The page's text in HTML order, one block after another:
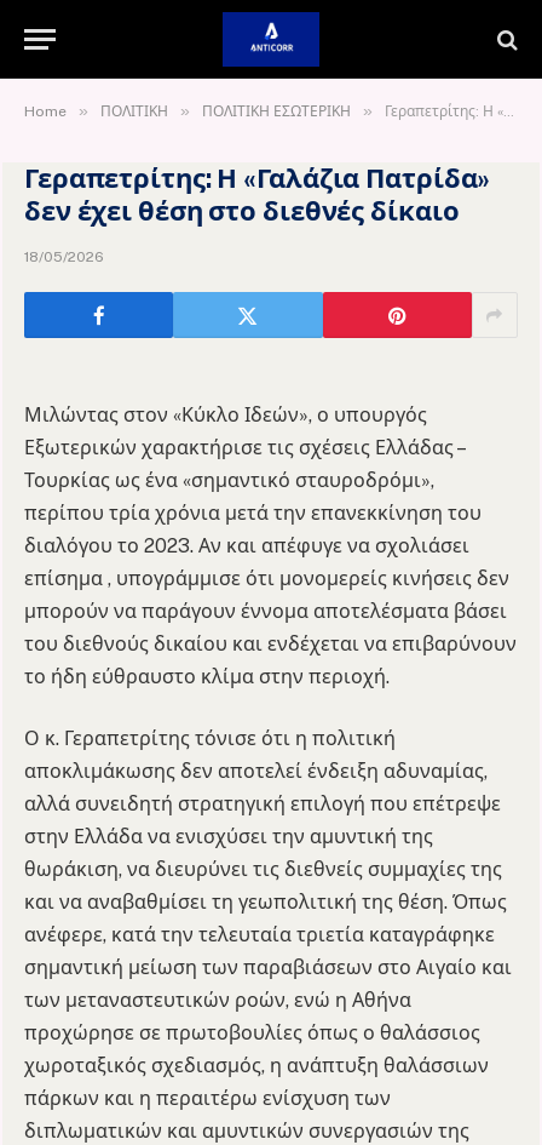
Home » ΠΟΛΙΤΙΚΗ » ΠΟΛΙΤΙΚΗ ΕΣΩΤΕΡΙΚΗ » Γεραπετρίτης: Η «Γαλάζια Πατρίδα» δεν έχει θέση στο διεθνές δίκαιο
Γεραπετρίτης: Η «Γαλάζια Πατρίδα»
δεν έχει θέση στο διεθνές δίκαιο
18/05/2026
Μιλώντας στον «Κύκλο Ιδεών», ο υπουργός
Εξωτερικών χαρακτήρισε τις σχέσεις Ελλάδας –
Τουρκίας ως ένα «σημαντικό σταυροδρόμι»,
περίπου τρία χρόνια μετά την επανεκκίνηση του
διαλόγου το 2023. Αν και απέφυγε να σχολιάσει
επίσημα , υπογράμμισε ότι μονομερείς κινήσεις δεν
μπορούν να παράγουν έννομα αποτελέσματα βάσει
του διεθνούς δικαίου και ενδέχεται να επιβαρύνουν
το ήδη εύθραυστο κλίμα στην περιοχή.
Ο κ. Γεραπετρίτης τόνισε ότι η πολιτική
αποκλιμάκωσης δεν αποτελεί ένδειξη αδυναμίας,
αλλά συνειδητή στρατηγική επιλογή που επέτρεψε
στην Ελλάδα να ενισχύσει την αμυντική της
θωράκιση, να διευρύνει τις διεθνείς συμμαχίες της
και να αναβαθμίσει τη γεωπολιτική της θέση. Όπως
ανέφερε, κατά την τελευταία τριετία καταγράφηκε
σημαντική μείωση των παραβιάσεων στο Αιγαίο και
των μεταναστευτικών ροών, ενώ η Αθήνα
προχώρησε σε πρωτοβουλίες όπως ο θαλάσσιος
χωροταξικός σχεδιασμός, η ανάπτυξη θαλάσσιων
πάρκων και η περαιτέρω ενίσχυση των
διπλωματικών και αμυντικών συνεργασιών της